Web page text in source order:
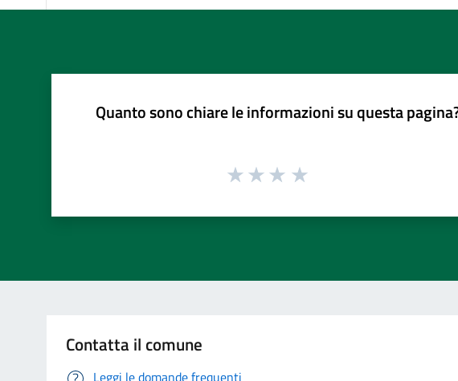
Quanto sono chiare le informazioni su questa
Contatta il comune
Leggi le domande frequenti